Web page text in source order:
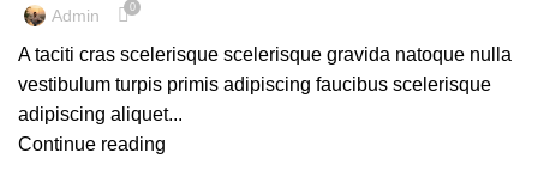
Admin 0
A taciti cras scelerisque scelerisque gravida natoque nulla
vestibulum turpis primis adipiscing faucibus scelerisque
adipiscing aliquet...
Continue reading